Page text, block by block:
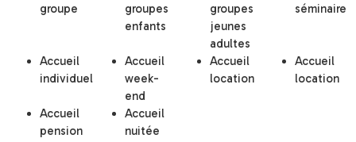
groupe
groupes
enfants
groupes
jeunes
adultes
séminaire
Accueil
individuel
Accueil
week-
end
Accueil
location
Accueil
location
Accueil
pension
Accueil
nuitée